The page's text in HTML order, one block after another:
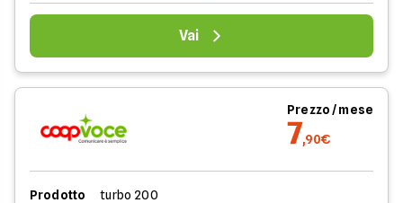
Vai
Prezzo / mese
7,90€
Prodotto
turbo 200